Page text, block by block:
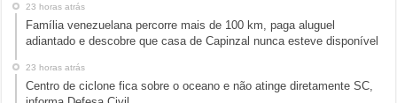
23 horas atrás
Família venezuelana percorre mais de 100 km, paga aluguel
adiantado e descobre que casa de Capinzal nunca esteve disponível
23 horas atrás
Centro de ciclone fica sobre o oceano e não atinge diretamente SC,